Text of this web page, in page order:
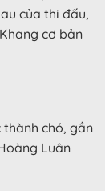
của thi đấu,
cơ bản
chó, gần
Luân